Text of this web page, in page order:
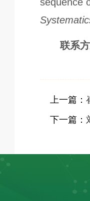
联系方
上一篇：
下一篇：